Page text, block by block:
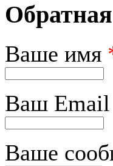
Ваше имя
Ваш Email
Ваше